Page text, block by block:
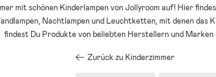
mit schönen Kinderlampen von Jollyroom auf! Hier
Nachtlampen und Leuchtketten, mit denen
findest Du Produkte von beliebten Herstellern und Marken
Zurück zu Kinderzimmer